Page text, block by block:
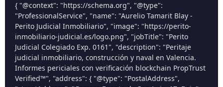
{ "@context": "https://schema.org", "@type":
"ProfessionalService", "name": "Aurelio Tamarit Blay -
Perito Judicial Inmobiliario", "image": "https://perito-
inmobiliario-judicial.es/logo.png", "jobTitle": "Perito
Judicial Colegiado Exp. 0161", "description": "Peritaje
judicial inmobiliario, construcción y naval en Valencia.
Informes periciales con verificación blockchain PropTrust
Verified™", "address": { "@type": "PostalAddress",